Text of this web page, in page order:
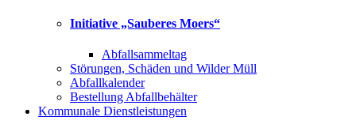
Initiative „Sauberes Moers“
Abfallsammeltag
Störungen, Schäden und Wilder Müll
Abfallkalender
Bestellung Abfallbehälter
Kommunale Dienstleistungen